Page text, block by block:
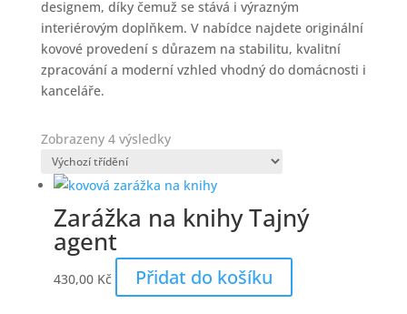
designem, díky čemuž se stává i výrazným
interiérovým doplňkem. V nabídce najdete originální
kovové provedení s důrazem na stabilitu, kvalitní
zpracování a moderní vzhled vhodný do domácnosti i
kanceláře.
Zobrazeny 4 výsledky
Zarážka na knihy Tajný
agent
430,00 Kč Přidat do košíku